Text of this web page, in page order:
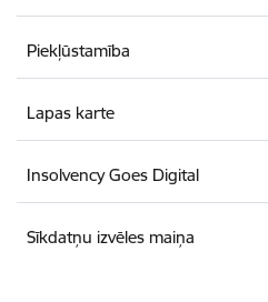
Piekļūstamība
Lapas karte
Insolvency Goes Digital
Sīkdatņu izvēles maiņa